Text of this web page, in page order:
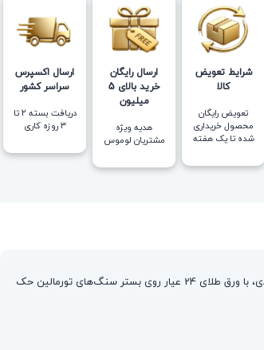
شرایط تعویض
کالا
تعویض رایگان
محصول خریداری
شده تا یک هفته
ارسال رایگان
خرید بالای 5
میلیون
هدیه ویژه
مشتریان لوموس
ارسال اکسپرس
سراسر کشور
دریافت بسته ۲ تا
۳ روزه کاری
این مدل انگشتر، لحظه‌ی اوج یک اجرا را جاودانه کرده است. انگشتر بالرین، یک تصویر منجمد و طلایی از ظرافت، قدرت مهار شده و پایداری در اوج حرکت است. بالرین، در حالتی از رقص ابدی، با ورق طلای 24 عیار روی بستر سنگ‌های تورمالین حک